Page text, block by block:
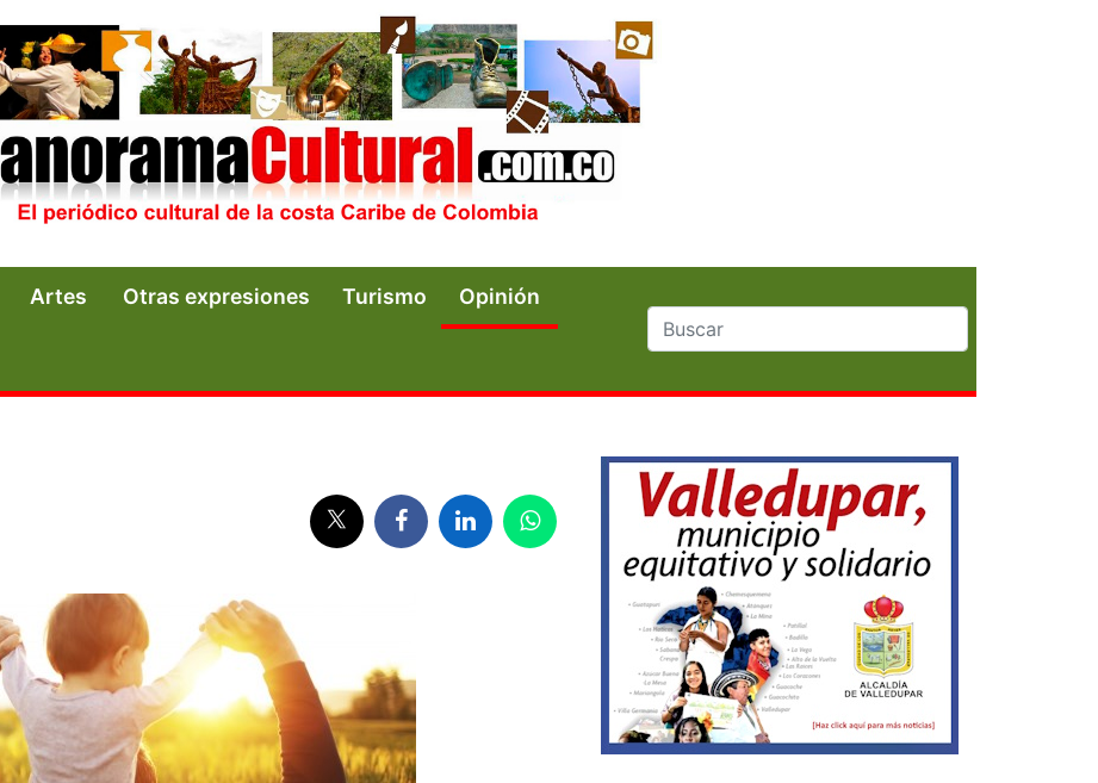
Artes Otras expresiones Turismo Opinión